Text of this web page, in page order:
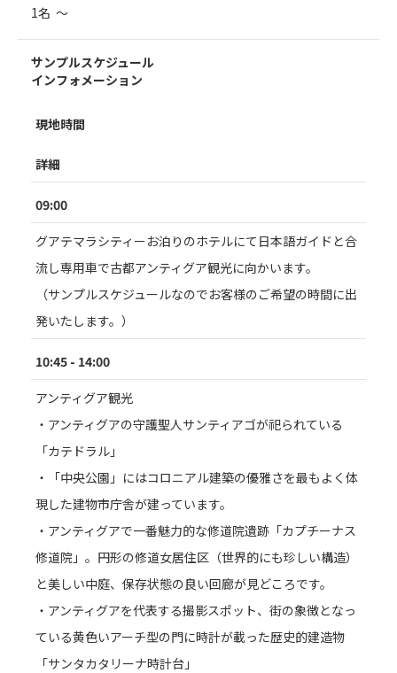
1名 ～
サンプルスケジュール
インフォメーション
現地時間
詳細
09:00
グアテマラシティーお泊りのホテルにて日本語ガイドと合
流し専用車で古都アンティグア観光に向かいます。
（サンプルスケジュールなのでお客様のご希望の時間に出
発いたします。）
10:45 - 14:00
アンティグア観光
・アンティグアの守護聖人サンティアゴが祀られている
「カテドラル」
・「中央公園」にはコロニアル建築の優雅さを最もよく体
現した建物市庁舎が建っています。
・アンティグアで一番魅力的な修道院遺跡「カプチーナス
修道院」。円形の修道女居住区（世界的にも珍しい構造）
と美しい中庭、保存状態の良い回廊が見どころです。
・アンティグアを代表する撮影スポット、街の象徴となっ
ている黄色いアーチ型の門に時計が載った歴史的建造物
「サンタカタリーナ時計台」